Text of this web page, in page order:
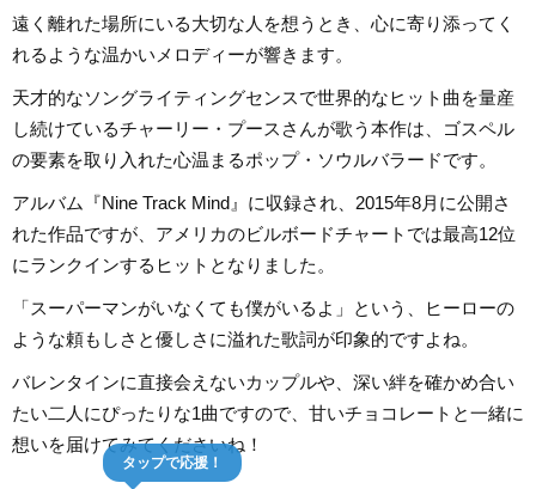
遠く離れた場所にいる大切な人を想うとき、心に寄り添ってく
れるような温かいメロディーが響きます。
天才的なソングライティングセンスで世界的なヒット曲を量産
し続けているチャーリー・プースさんが歌う本作は、ゴスペル
の要素を取り入れた心温まるポップ・ソウルバラードです。
アルバム『Nine Track Mind』に収録され、2015年8月に公開さ
れた作品ですが、アメリカのビルボードチャートでは最高12位
にランクインするヒットとなりました。
「スーパーマンがいなくても僕がいるよ」という、ヒーローの
ような頼もしさと優しさに溢れた歌詞が印象的ですよね。
バレンタインに直接会えないカップルや、深い絆を確かめ合い
たい二人にぴったりな1曲ですので、甘いチョコレートと一緒に
想いを届けてみてくださいね！
タップで応援！